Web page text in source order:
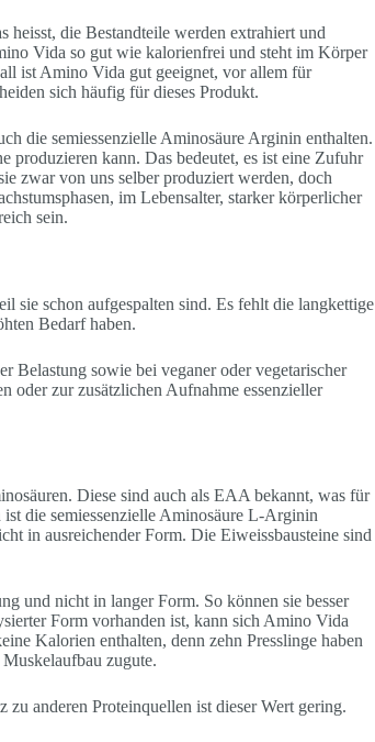
die Bestandteile werden extrahiert und
Vida so gut wie kalorienfrei und steht im Körper
ist Amino Vida gut geeignet, vor allem für
sich häufig für dieses Produkt.
die semiessenzielle Aminosäure Arginin enthalten.
produzieren kann. Das bedeutet, es ist eine Zufuhr
zwar von uns selber produziert werden, doch
im Lebensalter, starker körperlicher
sein.
sie schon aufgespalten sind. Es fehlt die langkettige
Bedarf haben.
Belastung sowie bei veganer oder vegetarischer
oder zur zusätzlichen Aufnahme essenzieller
Diese sind auch als EAA bekannt, was für
die semiessenzielle Aminosäure L-Arginin
in ausreichender Form. Die Eiweissbausteine sind
und nicht in langer Form. So können sie besser
Form vorhanden ist, kann sich Amino Vida
Kalorien enthalten, denn zehn Presslinge haben
zugute.
anderen Proteinquellen ist dieser Wert gering.